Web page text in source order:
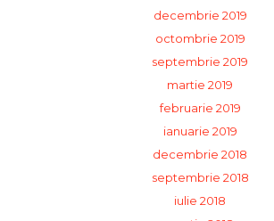
decembrie 2019
octombrie 2019
septembrie 2019
martie 2019
februarie 2019
ianuarie 2019
decembrie 2018
septembrie 2018
iulie 2018